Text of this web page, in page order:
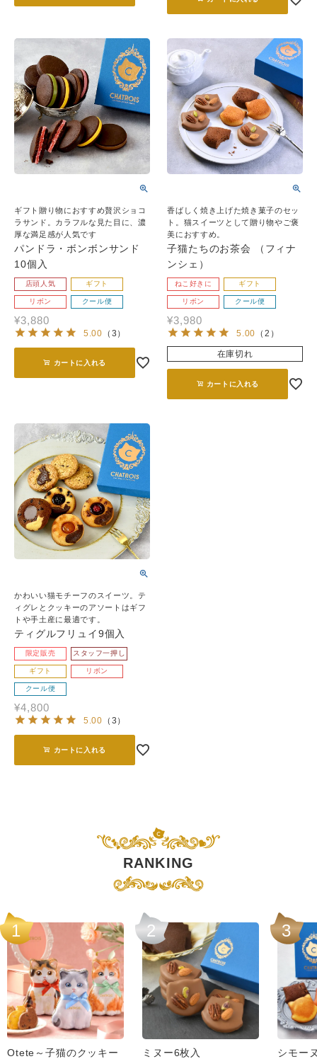
ギフト贈り物におすすめ贅沢ショコ
ラサンド。カラフルな見た目に、濃
厚な満足感が人気です
パンドラ・ボンボンサンド
10個入
店頭人気 ギフト
リボン クール便
¥3,880
5.00 （ 3 ）
カートに入れる
香ばしく焼き上げた焼き菓子のセッ
ト。猫スイーツとして贈り物やご褒
美におすすめ。
子猫たちのお茶会 （フィナ
ンシェ）
ねこ好きに ギフト
リボン クール便
¥3,980
5.00 （ 2 ）
在庫切れ
カートに入れる
かわいい猫モチーフのスイーツ。テ
ィグレとクッキーのアソートはギフ
トや手土産に最適です。
ティグルフリュイ9個入
限定販売 スタッフ一押し
ギフト リボン
クール便
¥4,800
5.00 （ 3 ）
カートに入れる
RANKING
1
Otete～子猫のクッキー
2
ミヌー6枚入
3
シモー